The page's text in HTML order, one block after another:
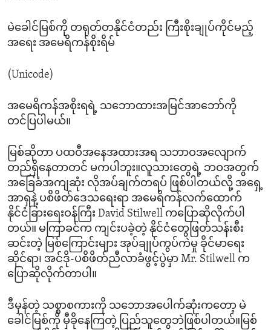
မဲခေါင်မြစ်ကို တရုတ်တနိုင်ငံတည်း ကြီးစိုးချုပ်ကိုင်မည့်
အရေး အမေရိကန်စိုးရိမ်
(Unicode)
အမေရိကန်အစိုးရရဲ့ သဘောထားအမြင်အာဘော်ကို
တင်ပြပါမယ်။
မြစ်ဆိုတာ ပထဝီအနေအထားအရ သဘာဝအလျောက်
တည်ရှိနေတာတင် မကပါဘူး။လူသားတွေရဲ့ ဘဝအတွက်
အခြေခံအကျဆုံး လိုအပ်ချက်တရပ် ဖြစ်ပါတယ်လို့ အရှေ့
အာရှနဲ့ ပစိဖိတ်ဒေသရေးရာ အမေရိကန်လက်ထောက်
နိုင်ငံခြားရေးဝန်ကြီး David Stilwell ကပြောဆိုလိုက်ပါ
တယ်။ မကြာခင်က ကျင်းပခဲ့တဲ့ နိုင်ငံတွေဖြတ်သန်းစီး
ဆင်းတဲ့ မြစ်ကြောင်းများ အုပ်ချုပ်ကွပ်ကဲမှု ခိုင်မာရေး
ဆိုင်ရာ၊ အင်ဒို-ပစိဖိတ်ညီလာခံဖွင့်ပွဲမှာ Mr. Stilwell က
ပြောဆိုလိုက်တာပါ။
ဒီမှန်တဲ့ သစ္စာစကားကို သဘောအပေါက်ဆုံးကတော့ မဲ
ခေါင်မြစ်ကို မှီခိုနေကြတဲ့ ပြည်သူတွေဘဲဖြစ်ပါတယ်။မြစ်